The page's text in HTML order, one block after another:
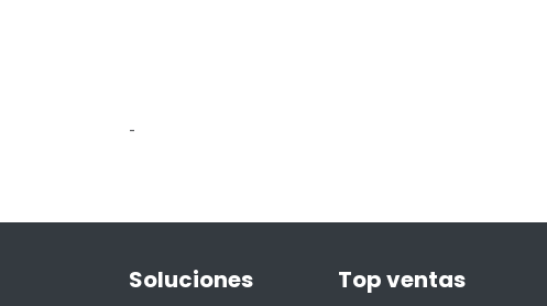
-
Soluciones Top ventas